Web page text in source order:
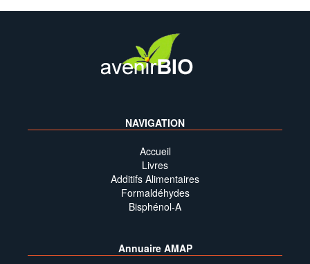
NAVIGATION
Accueil
Livres
Additifs Alimentaires
Formaldéhydes
Bisphénol-A
Annuaire AMAP